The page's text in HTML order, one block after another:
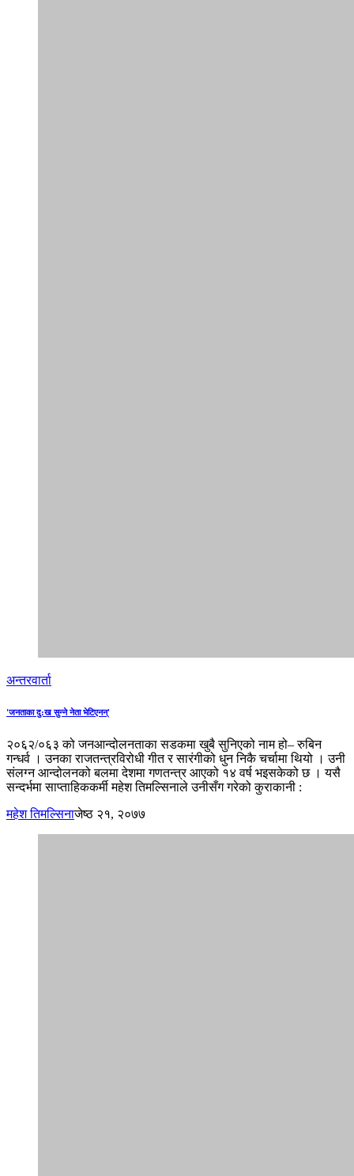
अन्तरवार्ता
'जनताका दु:ख सुन्ने नेता भेटिएनन्'
२०६२/०६३ को जनआन्दोलनताका सडकमा खुबै सुनिएको नाम हो– रुबिन
गन्धर्व । उनका राजतन्त्रविरोधी गीत र सारंगीको धुन निकै चर्चामा थियो । उनी
संलग्न आन्दोलनको बलमा देशमा गणतन्त्र आएको १४ वर्ष भइसकेको छ । यसै
सन्दर्भमा साप्ताहिककर्मी महेश तिमल्सिनाले उनीसँग गरेको कुराकानी :
महेश तिमल्सिनाजेष्ठ २१, २०७७